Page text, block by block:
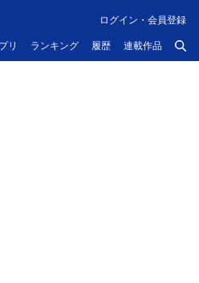
リ ランキング 履歴 連載作品
ログイン・会員登録